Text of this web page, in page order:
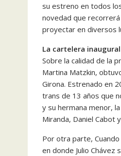
su estreno en todos
novedad que
proyectar en diversos
La cartelera inaugural
Sobre la calidad de la
Martina Matzkin,
Girona. Estrenado en
trans de 13 años que
y su hermana menor,
Miranda, Daniel Cabot
Por otra parte,
en donde Julio Chávez